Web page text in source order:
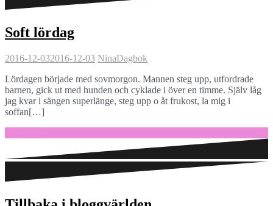
Soft lördag
2016-12-032016-12-03 NinaDagbok
Lördagen började med sovmorgon. Mannen steg upp, utfordrade
barnen, gick ut med hunden och cyklade i över en timme. Själv låg
jag kvar i sängen superlänge, steg upp o åt frukost, la mig i
soffan[…]